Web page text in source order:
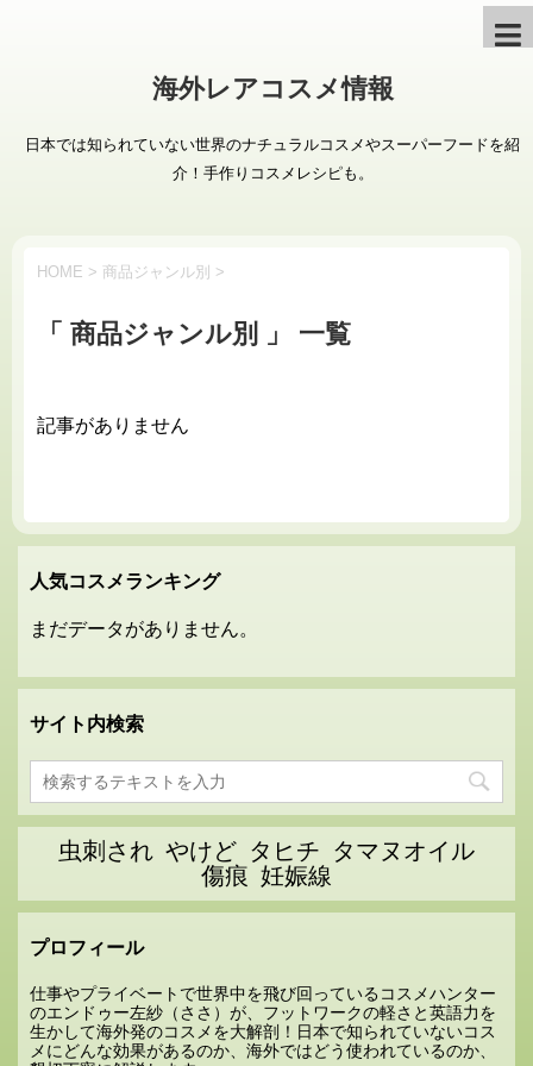
海外レアコスメ情報
日本では知られていない世界のナチュラルコスメやスーパーフードを紹
介！手作りコスメレシピも。
HOME > 商品ジャンル別 >
「 商品ジャンル別 」 一覧
記事がありません
人気コスメランキング
まだデータがありません。
サイト内検索
虫刺され やけど タヒチ タマヌオイル
傷痕 妊娠線
プロフィール
仕事やプライベートで世界中を飛び回っているコスメハンター
のエンドゥー左紗（ささ）が、フットワークの軽さと英語力を
生かして海外発のコスメを大解剖！日本で知られていないコス
メにどんな効果があるのか、海外ではどう使われているのか、